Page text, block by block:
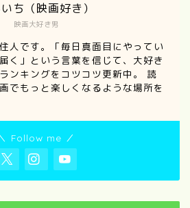
映画大好き男
ち（映画好き）
人です。「毎日真面目にやってい
く」という言葉を信じて、大好き
ンキングをコツコツ更新中。 読
でもっと楽しくなるような場所を
Follow me ／
僕のときめくもの。｜けんい
ちの好きなものを思いつくか
ぎり集めてみました！
【自己紹介】100の質問に答
【自己紹介】100の質問に答
えてみた！（後編）